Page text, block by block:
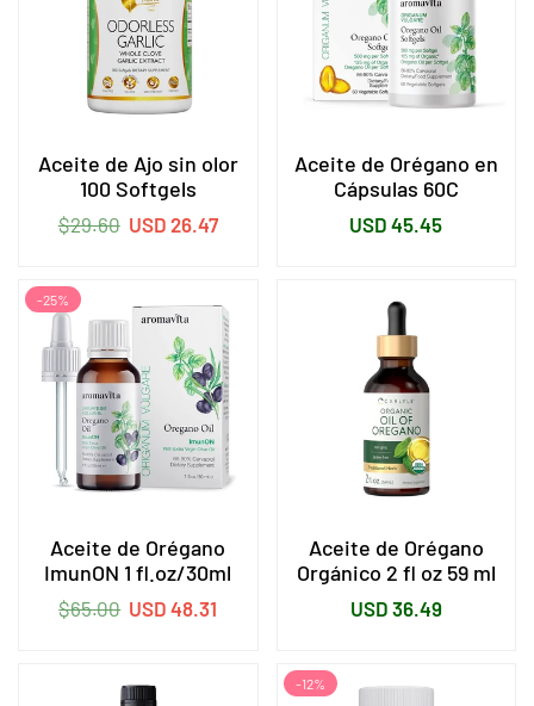
Aceite de Ajo sin olor
100 Softgels
Precio
$29.60 USD 26.47
Aceite de Orégano en
Cápsulas 60C
Precio
USD 45.45
-25%
Aceite de Orégano
ImunON 1 fl.oz/30ml
Precio
$65.00 USD 48.31
Aceite de Orégano
Orgánico 2 fl oz 59 ml
Precio
USD 36.49
-12%